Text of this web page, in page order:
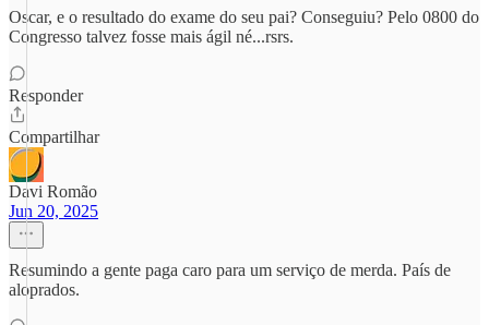
Oscar, e o resultado do exame do seu pai? Conseguiu? Pelo 0800 do
Congresso talvez fosse mais ágil né...rsrs.
Responder
Compartilhar
Davi Romão
Jun 20, 2025
Resumindo a gente paga caro para um serviço de merda. País de
aloprados.